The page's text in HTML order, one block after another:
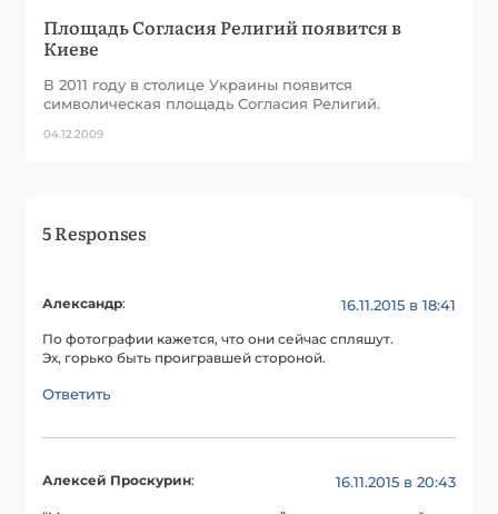
Площадь Согласия Религий появится в
Киеве
В 2011 году в столице Украины появится
символическая площадь Согласия Религий.
04.12.2009
5 Responses
Александр: 16.11.2015 в 18:41
По фотографии кажется, что они сейчас спляшут.
Эх, горько быть проигравшей стороной.
Ответить
Алексей Проскурин: 16.11.2015 в 20:43